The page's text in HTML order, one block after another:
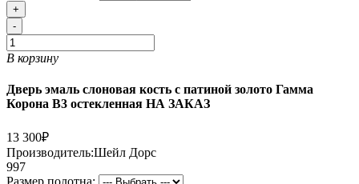
+
-
В корзину
Дверь эмаль слоновая кость с патиной золото Гамма
Корона В3 остекленная НА ЗАКАЗ
13 300₽
Производитель:Шейл Дорс
997